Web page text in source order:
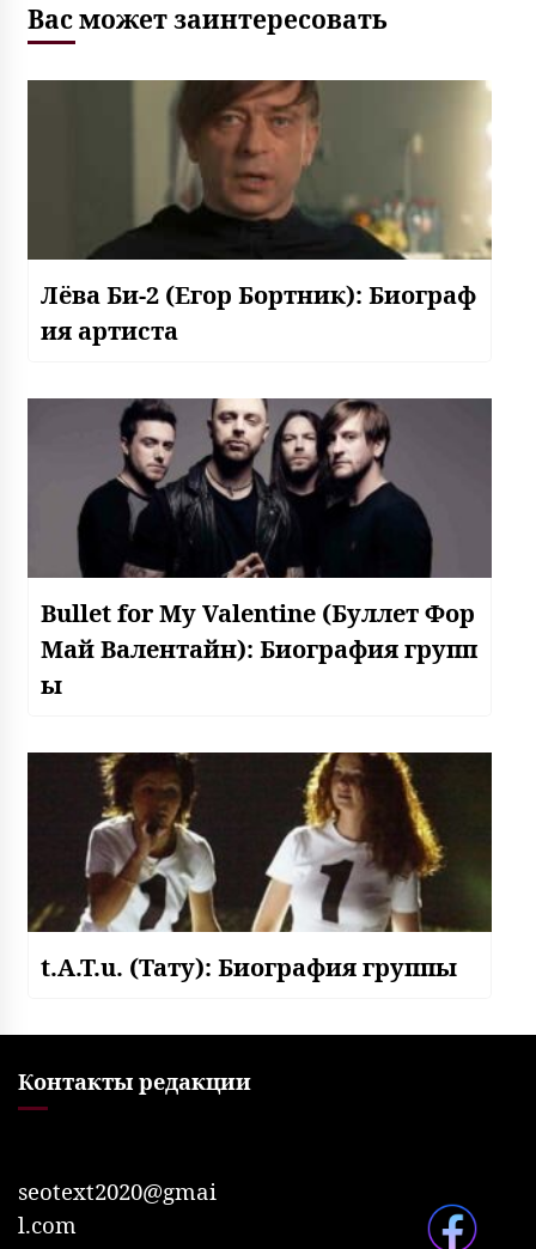
Вас может заинтересовать
Лёва Би-2 (Егор Бортник): Биограф
ия артиста
Bullet for My Valentine (Буллет Фор
Май Валентайн): Биография групп
ы
t.A.T.u. (Тату): Биография группы
Контакты редакции
seotext2020@gmai
l.com